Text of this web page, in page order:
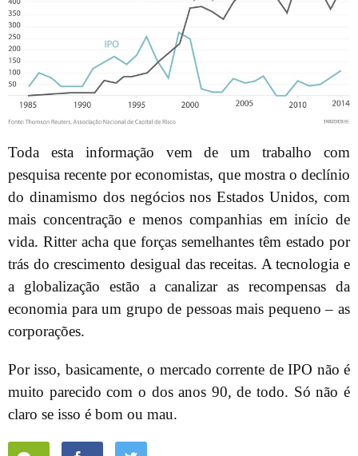
Toda esta informação vem de um trabalho com
pesquisa recente por economistas, que mostra o declínio
do dinamismo dos negócios nos Estados Unidos, com
mais concentração e menos companhias em início de
vida. Ritter acha que forças semelhantes têm estado por
trás do crescimento desigual das receitas. A tecnologia e
a globalização estão a canalizar as recompensas da
economia para um grupo de pessoas mais pequeno – as
corporações.
Por isso, basicamente, o mercado corrente de IPO não é
muito parecido com o dos anos 90, de todo. Só não é
claro se isso é bom ou mau.